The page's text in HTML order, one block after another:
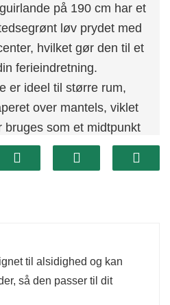
på 190 cm har et
løv prydet med
hvilket gør den til et
ferieindretning.
er ideel til større rum,
over mantels, viklet
bruges som et midtpunkt
grønt og festlige detaljer
til alsidighed og kan
så den passer til dit